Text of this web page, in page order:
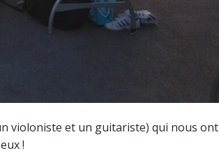
violoniste et un guitariste) qui nous ont
!